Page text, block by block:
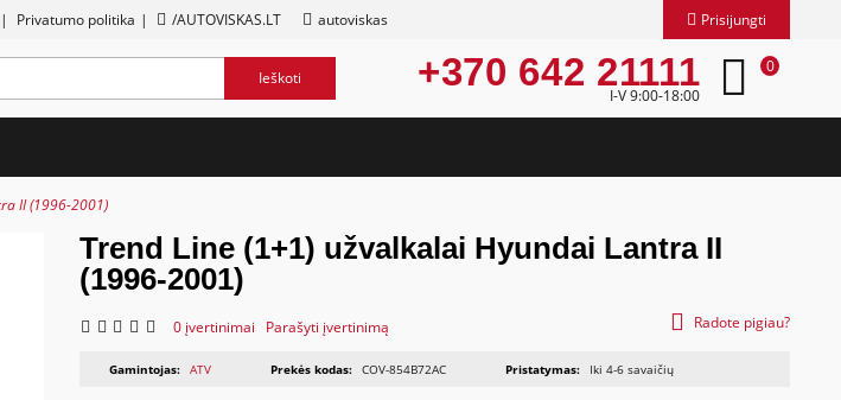
| Privatumo politika | /AUTOVISKAS.LT autoviskas Prisijungti
Ieškoti +370 642 21111
I-V 9:00-18:00
0
II (1996-2001)
Trend Line (1+1) užvalkalai Hyundai Lantra II
(1996-2001)
0 įvertinimai Parašyti įvertinimą Radote pigiau?
Gamintojas: ATV Prekės kodas: COV-854B72AC Pristatymas: Iki 4-6 savaičių